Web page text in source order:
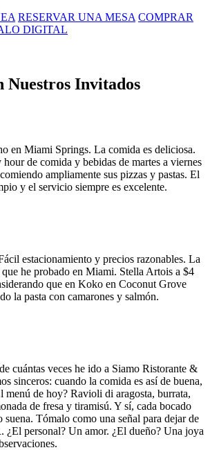
RESERVAR UNA MESA COMPRAR
DIGITAL
Nuestros Invitados
en Miami Springs. La comida es deliciosa.
de comida y bebidas de martes a viernes
ampliamente sus pizzas y pastas. El
y el servicio siempre es excelente.
estacionamiento y precios razonables. La
he probado en Miami. Stella Artois a $4
que en Koko en Coconut Grove
la pasta con camarones y salmón.
cuántas veces he ido a Siamo Ristorante &
sinceros: cuando la comida es así de buena,
menú de hoy? Ravioli di aragosta, burrata,
de fresa y tiramisú. Y sí, cada bocado
Tómalo como una señal para dejar de
¿El personal? Un amor. ¿El dueño? Una joya